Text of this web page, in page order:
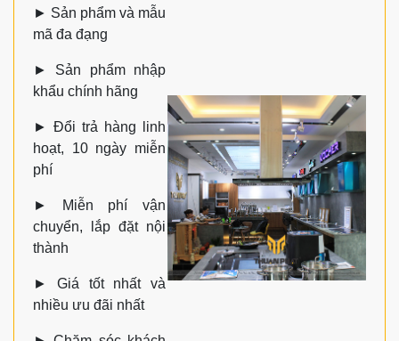
► Sản phẩm và mẫu
mã đa đạng
► Sản phẩm nhập
khẩu chính hãng
► Đổi trả hàng linh
hoạt, 10 ngày miễn
phí
►
Miễn phí vận
chuyển, lắp đặt nội
thành
► Giá tốt nhất và
nhiều ưu đãi nhất